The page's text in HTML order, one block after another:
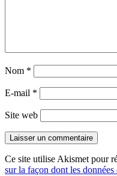
Nom *
E-mail *
Site web
Ce site utilise Akismet pour
sur la façon dont les